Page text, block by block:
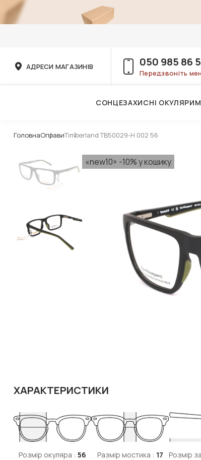
АДРЕСИ МАГАЗИНІВ 050 985 86
Передзвоніть
СОНЦЕЗАХИСНІ ОКУЛЯРИ
ГоловнаОправиTimberland TB50029-H 002 56
«new10» -10% у кошику
ХАРАКТЕРИСТИКИ
Розмір окуляра : 56 Размір мостика : 17 Розмір